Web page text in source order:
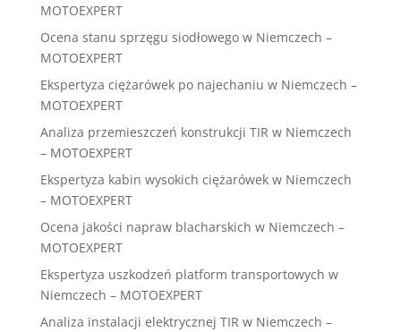
MOTOEXPERT
Ocena stanu sprzęgu siodłowego w Niemczech –
MOTOEXPERT
Ekspertyza ciężarówek po najechaniu w Niemczech –
MOTOEXPERT
Analiza przemieszczeń konstrukcji TIR w Niemczech
– MOTOEXPERT
Ekspertyza kabin wysokich ciężarówek w Niemczech
– MOTOEXPERT
Ocena jakości napraw blacharskich w Niemczech –
MOTOEXPERT
Ekspertyza uszkodzeń platform transportowych w
Niemczech – MOTOEXPERT
Analiza instalacji elektrycznej TIR w Niemczech –